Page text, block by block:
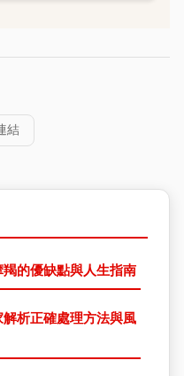
結
的優缺點與人生指南
析正確處理方法與風